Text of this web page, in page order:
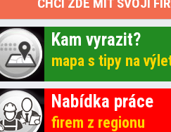
Kam vyrazit?
mapa s tipy na
Nabídka práce
firem z regionu